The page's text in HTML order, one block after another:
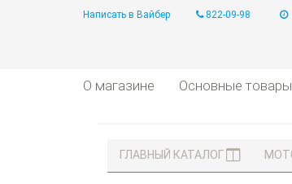
Написать в Вайбер 822-09-98
О магазине Основные товары
ГЛАВНЫЙ КАТАЛОГ